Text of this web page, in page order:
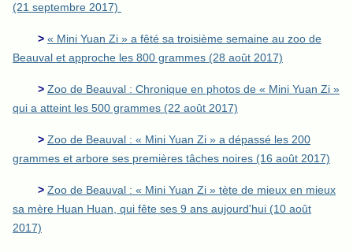
(21 septembre 2017)
> « Mini Yuan Zi » a fêté sa troisième semaine au zoo de
Beauval et approche les 800 grammes (28 août 2017)
> Zoo de Beauval : Chronique en photos de « Mini Yuan Zi »
qui a atteint les 500 grammes (22 août 2017)
> Zoo de Beauval : « Mini Yuan Zi » a dépassé les 200
grammes et arbore ses premières tâches noires (16 août 2017)
> Zoo de Beauval : « Mini Yuan Zi » tète de mieux en mieux
sa mère Huan Huan, qui fête ses 9 ans aujourd'hui (10 août
2017)